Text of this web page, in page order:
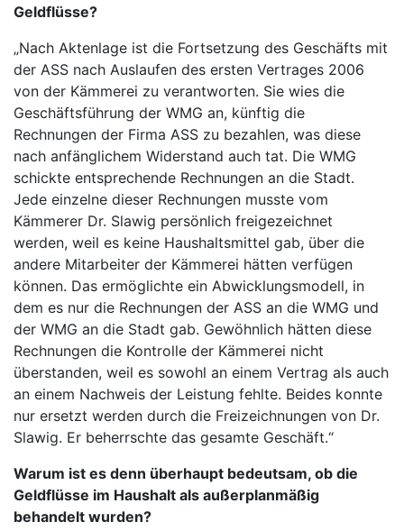
Geldflüsse?
„Nach Aktenlage ist die Fortsetzung des Geschäfts mit
der ASS nach Auslaufen des ersten Vertrages 2006
von der Kämmerei zu verantworten. Sie wies die
Geschäftsführung der WMG an, künftig die
Rechnungen der Firma ASS zu bezahlen, was diese
nach anfänglichem Widerstand auch tat. Die WMG
schickte entsprechende Rechnungen an die Stadt.
Jede einzelne dieser Rechnungen musste vom
Kämmerer Dr. Slawig persönlich freigezeichnet
werden, weil es keine Haushaltsmittel gab, über die
andere Mitarbeiter der Kämmerei hätten verfügen
können. Das ermöglichte ein Abwicklungsmodell, in
dem es nur die Rechnungen der ASS an die WMG und
der WMG an die Stadt gab. Gewöhnlich hätten diese
Rechnungen die Kontrolle der Kämmerei nicht
überstanden, weil es sowohl an einem Vertrag als auch
an einem Nachweis der Leistung fehlte. Beides konnte
nur ersetzt werden durch die Freizeichnungen von Dr.
Slawig. Er beherrschte das gesamte Geschäft.“
Warum ist es denn überhaupt bedeutsam, ob die
Geldflüsse im Haushalt als außerplanmäßig
behandelt wurden?